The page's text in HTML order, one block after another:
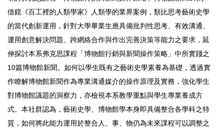
借鏡《百工裡的人類學家》人類學的業界案例，類比思考藝術史學
的當代創新運用，針對大學畢業生應具備批判性思考、有效溝通、
運用創意解決問題、跨網絡合作與作出完善決策等能力之要求，延
伸探討本系弗克思課程「博物館行銷與新聞操作策略」中所實踐之
10篇博物館新聞。如何以學生既有之藝術史學素養為基礎，透過實
作瞭解博物館新聞作為專業溝通媒介的操作原理及實務，強化學生
對博物館議題的洞察力，亦檢視本系教學重點與學生專業養成方
式。本社群認為，藝術史學、博物館學本身即具備整合各學科之特
質，如何將此能力運用於整合人、事、物仍為未來課程可以調整之